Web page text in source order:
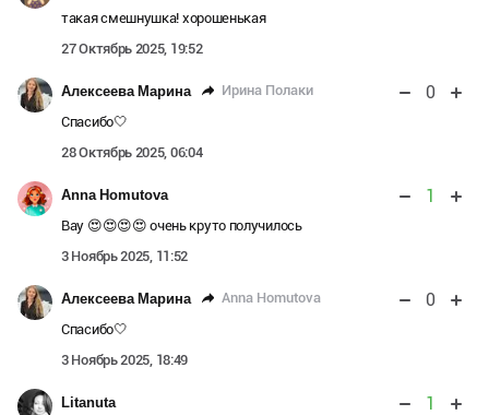
такая смешнушка! хорошенькая
27 Октябрь 2025, 19:52
Алексеева Марина Ирина Полаки 0
Спасибо🤍
28 Октябрь 2025, 06:04
Anna Homutova 1
Вау 😍😍😍😍 очень круто получилось
3 Ноябрь 2025, 11:52
Алексеева Марина Anna Homutova 0
Спасибо🤍
3 Ноябрь 2025, 18:49
Litanuta 1